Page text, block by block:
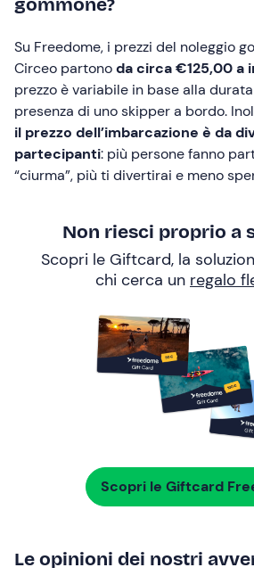
Su Freedome, i prezzi del noleggio
Circeo partonoda circa €125,00 a
prezzo è variabile in base alla
presenza di uno skipper a bordo.
il prezzo dell’imbarcazione è da
partecipanti: più persone fanno
“ciurma”, più ti divertirai e meno
Non riesci proprio a
Scopri le Giftcard, la
chi cerca un regalo
Scopri le Giftcard
Le opinioni dei nostri